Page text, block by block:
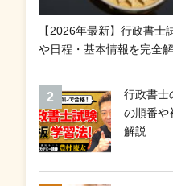
【2026年最新】行政書
や日程・基本情報を完全解
行政書士
の順番や
解説